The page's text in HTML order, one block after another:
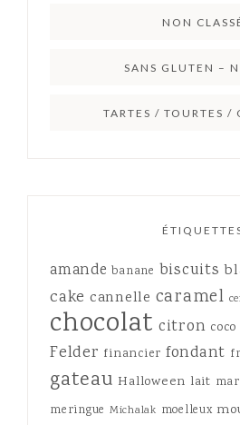
NON
SANS GLUTEN –
TARTES / TOURTES /
amande banane biscuits
cake cannelle caramel
chocolat citron coco
Felder financier fondant
gateau Halloween lait
meringue Michalak moelleux